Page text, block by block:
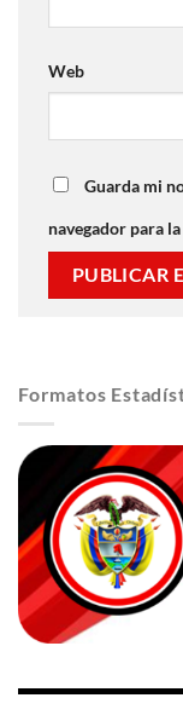
Web
Guarda mi
navegador para
Formatos